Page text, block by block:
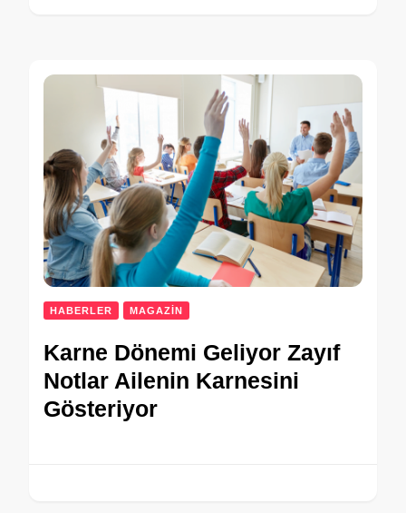
HABERLER MAGAZİN
Karne Dönemi Geliyor Zayıf
Notlar Ailenin Karnesini
Gösteriyor